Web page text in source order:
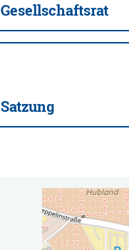
Gesellschaftsrat
Satzung